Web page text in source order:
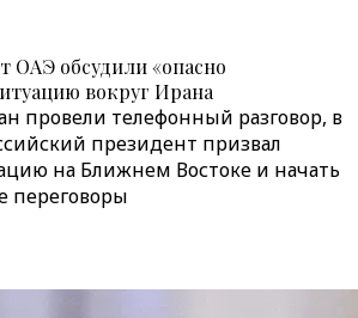
ОАЭ обсудили «опасно
вокруг Ирана
провели телефонный разговор, в
президент призвал
на Ближнем Востоке и начать
переговоры